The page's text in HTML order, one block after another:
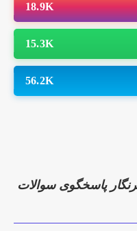
18.9K
15.3K
56.2K
پاسخگوی سوالات